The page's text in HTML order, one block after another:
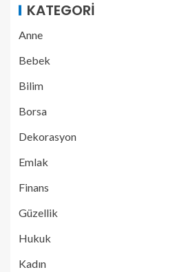
KATEGORI
Anne
Bebek
Bilim
Borsa
Dekorasyon
Emlak
Finans
Güzellik
Hukuk
Kadın